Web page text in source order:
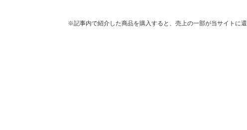
※記事内で紹介した商品を購入すると、売上の一部が当サイトに還